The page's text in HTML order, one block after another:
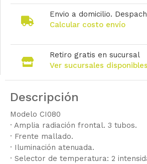
Envio a domicilio.
Calcular costo envío
Retiro gratis en sucursal
Ver sucursales disponibles
Descripción
Modelo CI080
· Amplia radiación frontal. 3 tubos.
· Frente mallado.
· Iluminación atenuada.
· Selector de temperatura: 2